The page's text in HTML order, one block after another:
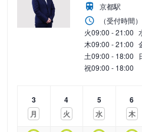
京都駅
（受付時間）
火09:00 - 21:00
木09:00 - 21:00
土09:00 - 18:00
祝09:00 - 18:00
3
月
4
火
5
水
6
木